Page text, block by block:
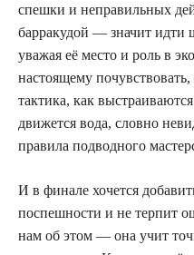
спешки и неправильных
барракудой — значит идти
уважая её место и роль в
настоящему почувствовать,
тактика, как
движется вода, словно
правила подводного
И в финале хочется
поспешности и не терпит
нам об этом — она учит